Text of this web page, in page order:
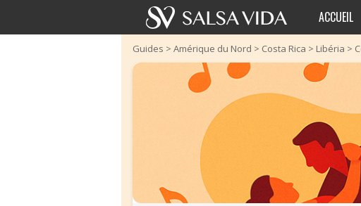
ACCUEIL
Guides > Amérique du Nord > Costa Rica > Libéria >